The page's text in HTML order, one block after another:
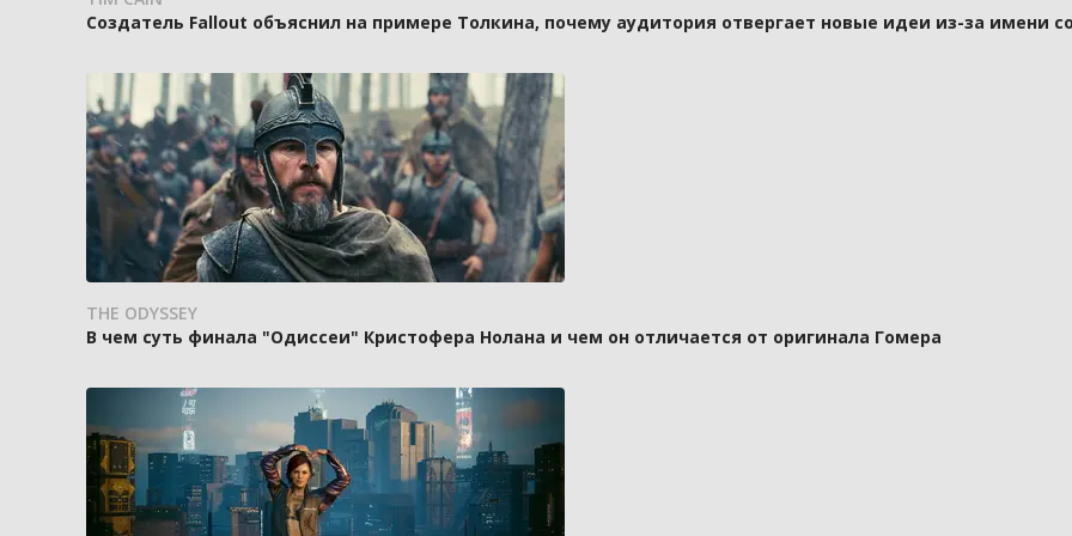
Создатель Fallout объяснил на примере Толкина, почему аудитория отвергает новые идеи из-за имени
THE ODYSSEY
В чем суть финала "Одиссеи" Кристофера Нолана и чем он отличается от оригинала Гомера